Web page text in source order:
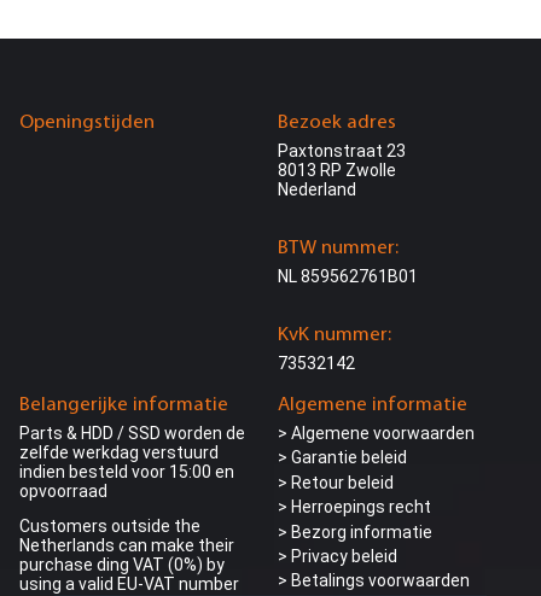
Openingstijden
Belangerijke informatie
Parts & HDD / SSD worden de
zelfde werkdag verstuurd
indien besteld voor 15:00 en
opvoorraad
Customers outside the
Netherlands can make their
purchase ding VAT (0%) by
using a valid EU-VAT number
Algemene informatie
> Algemene voorwaarden
> Garantie beleid
> Retour beleid
> Herroepings recht
> Bezorg informatie
> Privacy beleid
> Betalings voorwaarden
Bezoek adres
Paxtonstraat 23
8013 RP Zwolle
Nederland
BTW nummer:
NL 859562761B01
KvK nummer:
73532142